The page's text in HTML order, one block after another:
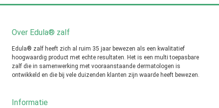
Over Edula® zalf
Edula® zalf heeft zich al ruim 35 jaar bewezen als een kwalitatief
hoogwaardig product met echte resultaten. Het is een multi toepasbare
zalf die in samenwerking met vooraanstaande dermatologen is
ontwikkeld en die bij vele duizenden klanten zijn waarde heeft bewezen.
Informatie